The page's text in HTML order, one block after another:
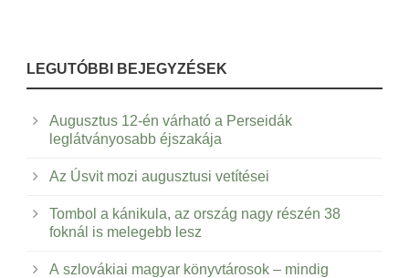
LEGUTÓBBI BEJEGYZÉSEK
Augusztus 12-én várható a Perseidák
leglátványosabb éjszakája
Az Úsvit mozi augusztusi vetítései
Tombol a kánikula, az ország nagy részén 38
foknál is melegebb lesz
A szlovákiai magyar könyvtárosok – mindig